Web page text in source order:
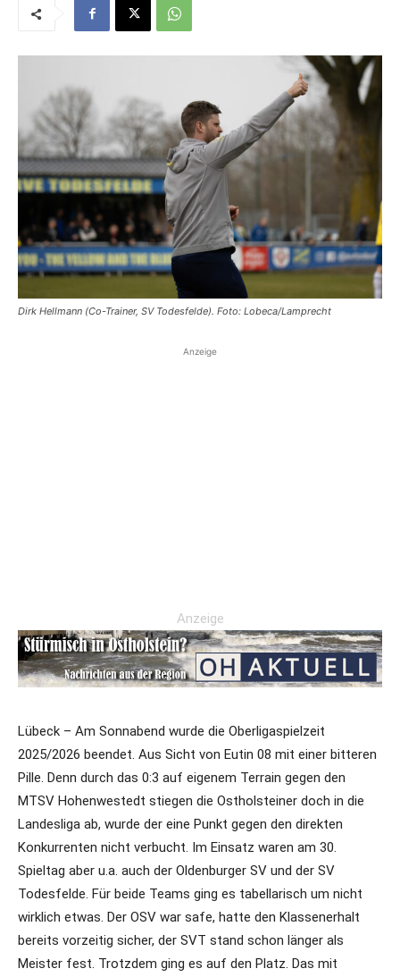
Dirk Hellmann (Co-Trainer, SV Todesfelde). Foto: Lobeca/Lamprecht
Anzeige
Anzeige
Lübeck – Am Sonnabend wurde die Oberligaspielzeit
2025/2026 beendet. Aus Sicht von Eutin 08 mit einer bitteren
Pille. Denn durch das 0:3 auf eigenem Terrain gegen den
MTSV Hohenwestedt stiegen die Ostholsteiner doch in die
Landesliga ab, wurde der eine Punkt gegen den direkten
Konkurrenten nicht verbucht. Im Einsatz waren am 30.
Spieltag aber u.a. auch der Oldenburger SV und der SV
Todesfelde. Für beide Teams ging es tabellarisch um nicht
wirklich etwas. Der OSV war safe, hatte den Klassenerhalt
bereits vorzeitig sicher, der SVT stand schon länger als
Meister fest. Trotzdem ging es auf den Platz. Das mit